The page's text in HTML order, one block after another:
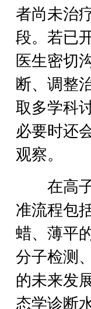
者尚未治
段。若已
医生密切
断、调整
取多学科
必要时还
观察。
在高子
准流程包
蜡、薄平
分子检测
的未来发
态学诊断